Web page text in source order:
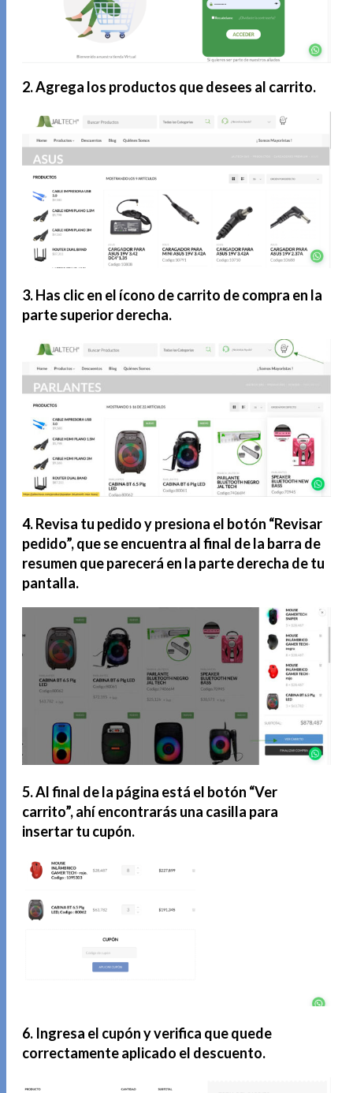
2. Agrega los productos que desees al carrito.
3. Has clic en el ícono de carrito de compra en la
parte superior derecha.
4. Revisa tu pedido y presiona el botón “Revisar
pedido”, que se encuentra al final de la barra de
resumen que parecerá en la parte derecha de tu
pantalla.
5. Al final de la página está el botón “Ver
carrito”, ahí encontrarás una casilla para
insertar tu cupón.
6. Ingresa el cupón y verifica que quede
correctamente aplicado el descuento.